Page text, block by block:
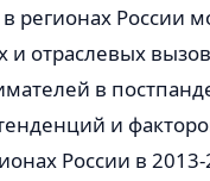
регионах России
отраслевых
в
и
России в 2013-